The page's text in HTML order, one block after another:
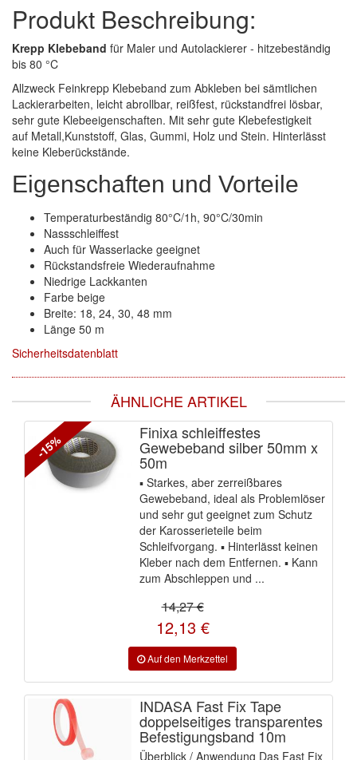
Wibeco
ZVG
Produkt Beschreibung:
Krepp Klebeband für Maler und Autolackierer - hitzebeständig
bis 80 °C
Allzweck Feinkrepp Klebeband zum Abkleben bei sämtlichen
Lackierarbeiten, leicht abrollbar, reißfest, rückstandfrei lösbar,
sehr gute Klebeeigenschaften. Mit sehr gute Klebefestigkeit
auf Metall,Kunststoff, Glas, Gummi, Holz und Stein. Hinterlässt
keine Kleberückstände.
Eigenschaften und Vorteile
Temperaturbeständig 80°C/1h, 90°C/30min
Nassschleiffest
Auch für Wasserlacke geeignet
Rückstandsfreie Wiederaufnahme
Niedrige Lackkanten
Farbe beige
Breite: 18, 24, 30, 48 mm
Länge 50 m
Sicherheitsdatenblatt
ÄHNLICHE ARTIKEL
Finixa schleiffestes
Gewebeband silber 50mm x
50m
▪ Starkes, aber zerreißbares
Gewebeband, ideal als Problemlöser
und sehr gut geeignet zum Schutz
der Karosserieteile beim
Schleifvorgang. ▪ Hinterlässt keinen
Kleber nach dem Entfernen. ▪ Kann
zum Abschleppen und ...
14,27 €
12,13 €
-15%
INDASA Fast Fix Tape
doppelseitiges transparentes
Befestigungsband 10m
Überblick / Anwendung Das Fast Fix